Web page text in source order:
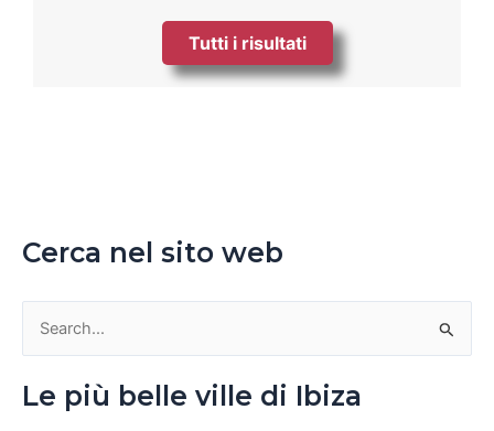
Tutti i risultati
Cerca nel sito web
Le più belle ville di Ibiza